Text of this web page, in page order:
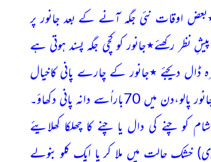
اوقات نئی جگہ آنے کے بعد جانور پر
نظر رکھئے٭جانور کو کچّی جگہ پسند ہوتی ہے
ڈال دیجئے ٭جانور کے چارے پانی کاخیال
دانہ پانی دکھاؤ۔
چنے کی دال یا چنے کا چھلکا کھلایئے
خشک حالت میں ملا کر یا ایک کلو بنولے